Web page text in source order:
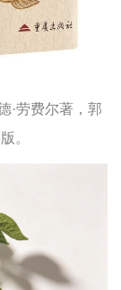
·劳费尔著，郭
。